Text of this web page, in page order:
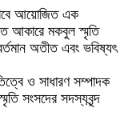
আয়োজিত এক
আকারে মকবুল স্মৃতি
অতীত এবং ভবিষ্যৎ
ও সাধারণ সম্পাদক
সংসদের সদস্যবৃন্দ